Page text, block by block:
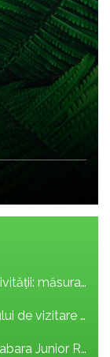
Comunicat privind implementarea activității: măsura MR.8.1.4 din planul de management; cu privire la tronsonul de drum cuprins între Baraj Gura Apelor și Cabana Rotunda
O nouă modalitate de achitare a tarifului de vizitare în Parcul Național Retezat
Lista eleviilor selectați să participe în tabara Junior Ranger 2026